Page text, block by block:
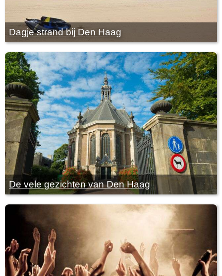
Dagje strand bij Den Haag
De vele gezichten van Den Haag